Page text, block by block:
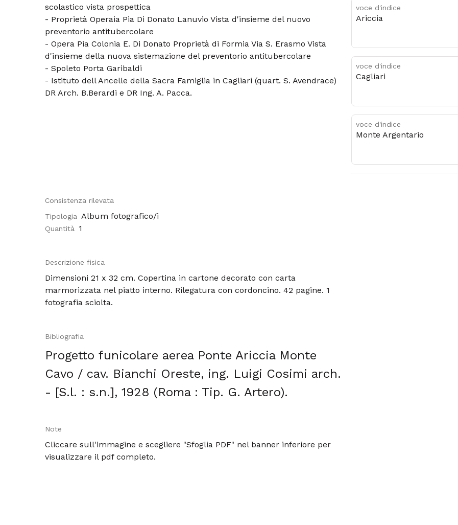
scolastico vista prospettica
- Proprietà Operaia Pia Di Donato Lanuvio Vista d'insieme del nuovo
preventorio antitubercolare
- Opera Pia Colonia E. Di Donato Proprietà di Formia Via S. Erasmo Vista
d'insieme della nuova sistemazione del preventorio antitubercolare
- Spoleto Porta Garibaldi
- Istituto dell Ancelle della Sacra Famiglia in Cagliari (quart. S. Avendrace)
DR Arch. B.Berardi e DR Ing. A. Pacca.
Consistenza rilevata
Tipologia Album fotografico/i
Quantità 1
Descrizione fisica
Dimensioni 21 x 32 cm. Copertina in cartone decorato con carta
marmorizzata nel piatto interno. Rilegatura con cordoncino. 42 pagine. 1
fotografia sciolta.
Bibliografia
Progetto funicolare aerea Ponte Ariccia Monte
Cavo / cav. Bianchi Oreste, ing. Luigi Cosimi arch.
- [S.l. : s.n.], 1928 (Roma : Tip. G. Artero).
Note
Cliccare sull'immagine e scegliere "Sfoglia PDF" nel banner inferiore per
visualizzare il pdf completo.
voce d'indice
Ariccia
voce d'indice
Cagliari
voce d'indice
Monte Argentario